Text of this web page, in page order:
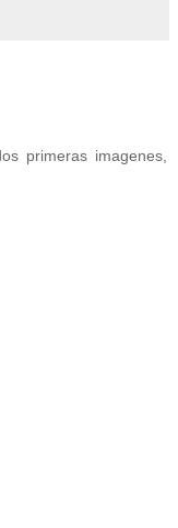
primeras imagenes,